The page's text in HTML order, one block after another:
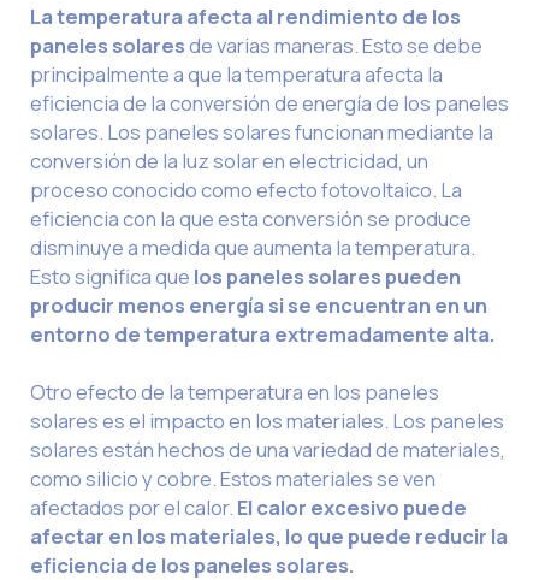
La temperatura afecta al rendimiento de los
paneles solaresde varias maneras. Esto se debe
principalmente a que la temperatura afecta la
eficiencia de la conversión de energía de los paneles
solares. Los paneles solares funcionan mediante la
conversión de la luz solar en electricidad, un
proceso conocido como efecto fotovoltaico. La
eficiencia con la que esta conversión se produce
disminuye a medida que aumenta la temperatura.
Esto significa que los paneles solares pueden
producir menos energía si se encuentran en un
entorno de temperatura extremadamente alta.
Otro efecto de la temperatura en los paneles
solares es el impacto en los materiales. Los paneles
solares están hechos de una variedad de materiales,
como silicio y cobre. Estos materiales se ven
afectados por el calor. El calor excesivo puede
afectar en los materiales, lo que puede reducir la
eficiencia de los paneles solares.